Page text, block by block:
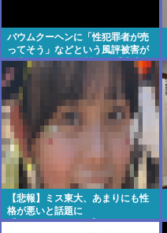
バウムクーヘンに「性犯罪者が売
ってそう」などという風評被害が
発生… たしかに女性への手土産に
するにはイメージ悪いよな
【悲報】ミス東大、あまりにも性
格が悪いと話題に
【Pickup08082942】